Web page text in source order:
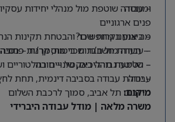
ומנוסה
– עבודה שוטפת מול מנהלי יחידות
פנים ארגוניים
– ביצוע בקרות שכר והבטחת תקינות
– עבודה מול חברות ביטוח, קרנות פנסיה
– הטמעת תהליכים, שינויים רגולטוריים
עבודה
מה אנחנו מחפשים?
– תעודת חשב/ת שכר מוסמך/ת – חובה
– שליטה גבוהה באקסל – חובה
– יכולת עבודה בסביבה דינמית, תחת
מרובים
מיקום: תל אביב, סמוך לרכבת השלום
משרה מלאה | מודל עבודה היברידי